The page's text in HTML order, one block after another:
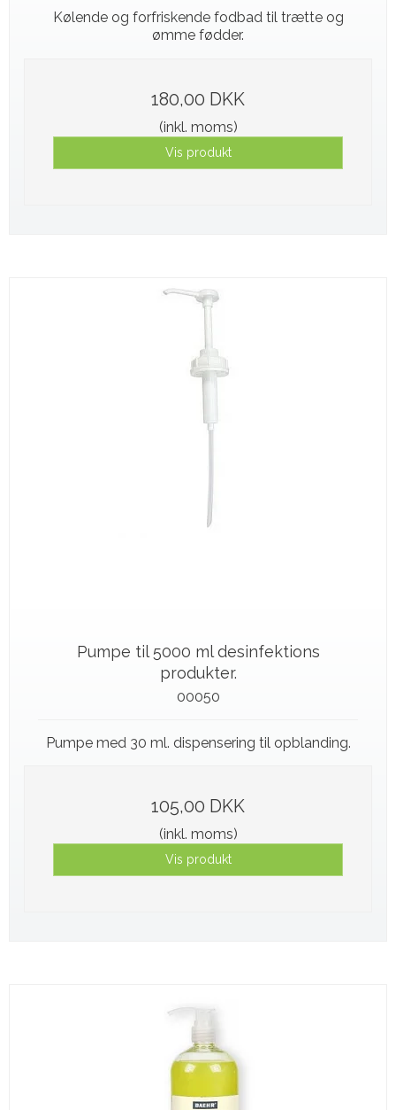
Kølende og forfriskende fodbad til trætte og
ømme fødder.
180,00 DKK
(inkl. moms)
Vis produkt
Pumpe til 5000 ml desinfektions
produkter.
00050
Pumpe med 30 ml. dispensering til opblanding.
105,00 DKK
(inkl. moms)
Vis produkt